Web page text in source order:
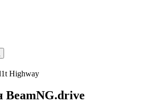
Highway
BeamNG.drive